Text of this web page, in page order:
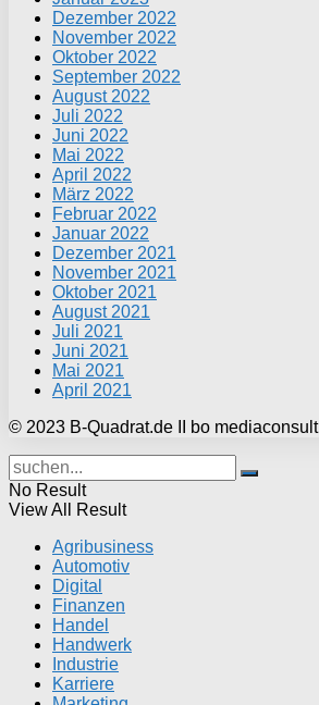
Dezember 2022
November 2022
Oktober 2022
September 2022
August 2022
Juli 2022
Juni 2022
Mai 2022
April 2022
März 2022
Februar 2022
Januar 2022
Dezember 2021
November 2021
Oktober 2021
August 2021
Juli 2021
Juni 2021
Mai 2021
April 2021
© 2023 B-Quadrat.de II bo mediaconsult
No Result
View All Result
Agribusiness
Automotiv
Digital
Finanzen
Handel
Handwerk
Industrie
Karriere